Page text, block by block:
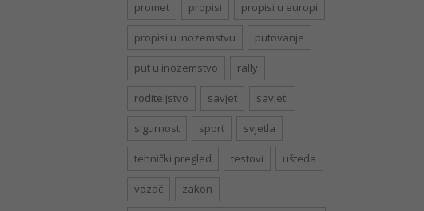
promet propisi propisi u europi
propisi u inozemstvu putovanje
put u inozemstvo rally
roditeljstvo savjet savjeti
sigurnost sport svjetla
tehnički pregled testovi ušteda
vozač zakon